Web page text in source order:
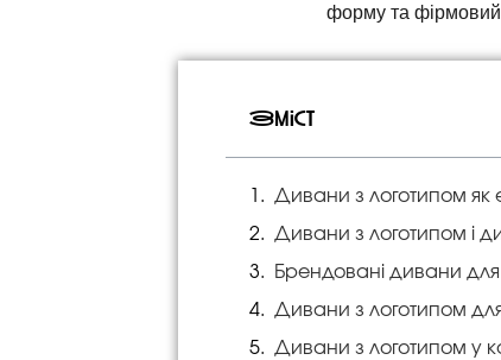
форму та фірмовий
Зміст
Дивани з логотипом як
Дивани з логотипом і
Брендовані дивани
Дивани з логотипом
Дивани з логотипом у